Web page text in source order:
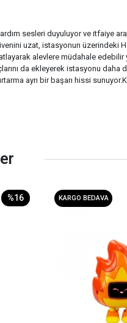
sesleri duyuluyor ve itfaiye
uzat, istasyonun üzerindeki
alevlere müdahale
da ekleyerek istasyonu
ayrı bir başarı hissi
%16 KARGO BEDAVA